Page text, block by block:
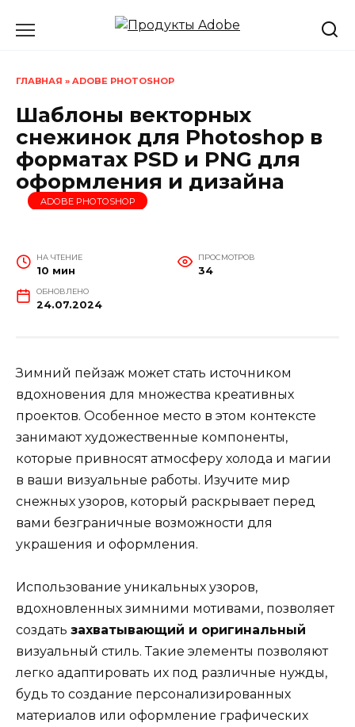
ГЛАВНАЯ » ADOBE PHOTOSHOP
Шаблоны векторных
снежинок для Photoshop в
форматах PSD и PNG для
оформления и дизайна
ADOBE PHOTOSHOP
НА ЧТЕНИЕ
10 мин
ПРОСМОТРОВ
34
ОБНОВЛЕНО
24.07.2024
Зимний пейзаж может стать источником
вдохновения для множества креативных
проектов. Особенное место в этом контексте
занимают художественные компоненты,
которые привносят атмосферу холода и магии
в ваши визуальные работы. Изучите мир
снежных узоров, который раскрывает перед
вами безграничные возможности для
украшения и оформления.
Использование уникальных узоров,
вдохновленных зимними мотивами, позволяет
создать захватывающий и оригинальный
визуальный стиль. Такие элементы позволяют
легко адаптировать их под различные нужды,
будь то создание персонализированных
материалов или оформление графических